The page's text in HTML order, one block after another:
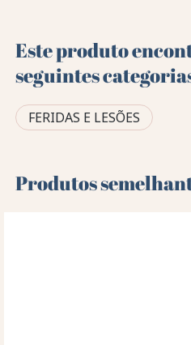
Este produto
seguintes
FERIDAS E LESÕES
Produtos